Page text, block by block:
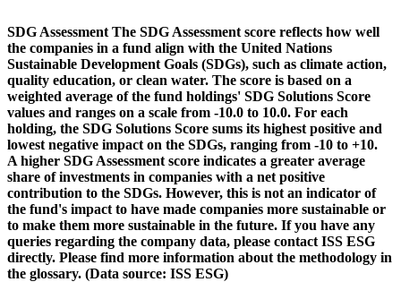
SDG Assessment The SDG Assessment score reflects how well
the companies in a fund align with the United Nations
Sustainable Development Goals (SDGs), such as climate action,
quality education, or clean water. The score is based on a
weighted average of the fund holdings' SDG Solutions Score
values and ranges on a scale from -10.0 to 10.0. For each
holding, the SDG Solutions Score sums its highest positive and
lowest negative impact on the SDGs, ranging from -10 to +10.
A higher SDG Assessment score indicates a greater average
share of investments in companies with a net positive
contribution to the SDGs. However, this is not an indicator of
the fund's impact to have made companies more sustainable or
to make them more sustainable in the future. If you have any
queries regarding the company data, please contact ISS ESG
directly. Please find more information about the methodology in
the glossary. (Data source: ISS ESG)